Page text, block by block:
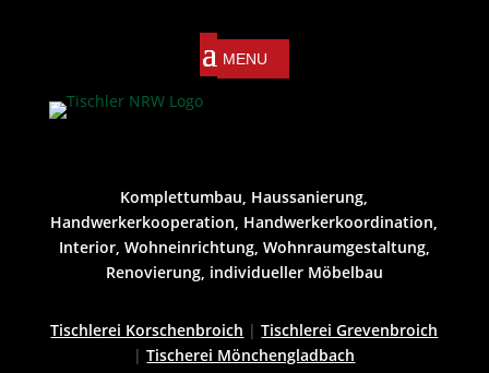
Komplettumbau, Haussanierung,
Handwerkerkooperation, Handwerkerkoordination,
Interior, Wohneinrichtung, Wohnraumgestaltung,
Renovierung, individueller Möbelbau
Tischlerei Korschenbroich |Tischlerei Grevenbroich
|Tischerei Mönchengladbach